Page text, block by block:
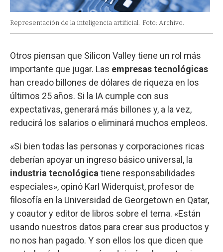
Representación de la inteligencia artificial. Foto: Archivo.
Otros piensan que Silicon Valley tiene un rol más
importante que jugar. Las empresas tecnológicas
han creado billones de dólares de riqueza en los
últimos 25 años. Si la IA cumple con sus
expectativas, generará más billones y, a la vez,
reducirá los salarios o eliminará muchos empleos.
«Si bien todas las personas y corporaciones ricas
deberían apoyar un ingreso básico universal, la
industria tecnológica tiene responsabilidades
especiales», opinó Karl Widerquist, profesor de
filosofía en la Universidad de Georgetown en Qatar,
y coautor y editor de libros sobre el tema. «Están
usando nuestros datos para crear sus productos y
no nos han pagado. Y son ellos los que dicen que